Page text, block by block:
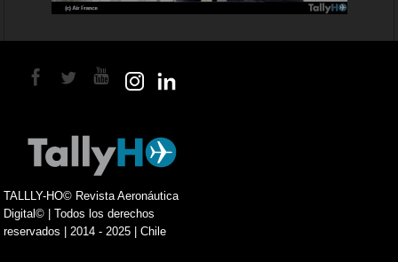
TALLLY-HO© Revista Aeronáutica
Digital© | Todos los derechos
reservados | 2014 - 2025 | Chile